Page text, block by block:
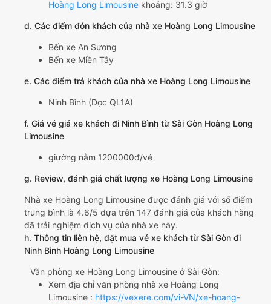
Hoàng Long Limousine khoảng: 31.3 giờ
d. Các điểm đón khách của nhà xe Hoàng Long Limousine
Bến xe An Sương
Bến xe Miền Tây
e. Các điểm trả khách của nhà xe Hoàng Long Limousine
Ninh Bình (Dọc QL1A)
f. Giá vé giá xe khách đi Ninh Bình từ Sài Gòn Hoàng Long
Limousine
giường nằm 1200000đ/vé
g. Review, đánh giá chất lượng xe Hoàng Long Limousine
Nhà xe Hoàng Long Limousine được đánh giá với số điểm
trung bình là 4.6/5 dựa trên 147 đánh giá của khách hàng
đã trải nghiệm dịch vụ của nhà xe này.
h. Thông tin liên hệ, đặt mua vé xe khách từ Sài Gòn đi
Ninh Bình Hoàng Long Limousine
Văn phòng xe Hoàng Long Limousine ở Sài Gòn:
Xem địa chỉ văn phòng nhà xe Hoàng Long
Limousine : https://vexere.com/vi-VN/xe-hoang-